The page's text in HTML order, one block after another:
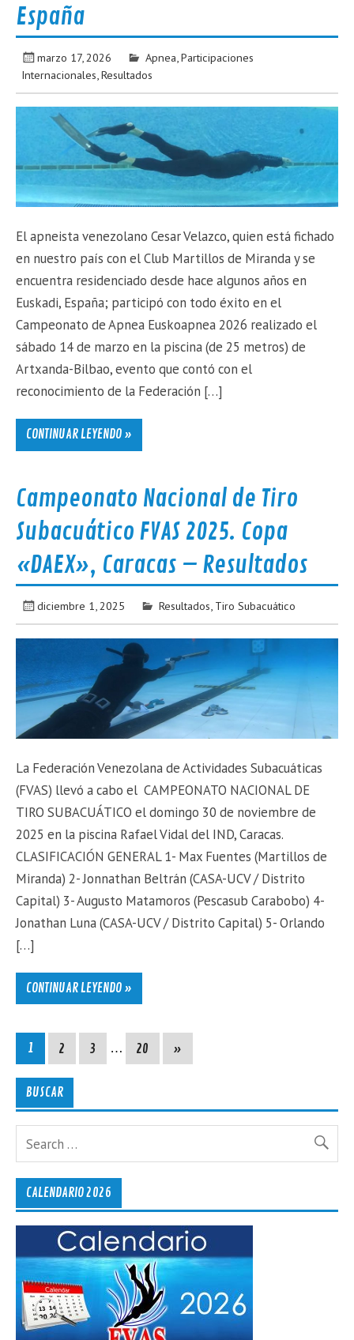
España
marzo 17, 2026 Apnea,Participaciones
Internacionales,Resultados
El apneista venezolano Cesar Velazco, quien está fichado
en nuestro país con el Club Martillos de Miranda y se
encuentra residenciado desde hace algunos años en
Euskadi, España; participó con todo éxito en el
Campeonato de Apnea Euskoapnea 2026 realizado el
sábado 14 de marzo en la piscina (de 25 metros) de
Artxanda-Bilbao, evento que contó con el
reconocimiento de la Federación […]
CONTINUAR LEYENDO »
Campeonato Nacional de Tiro
Subacuático FVAS 2025. Copa
«DAEX», Caracas – Resultados
diciembre 1, 2025 Resultados, Tiro Subacuático
La Federación Venezolana de Actividades Subacuáticas
(FVAS) llevó a cabo el CAMPEONATO NACIONAL DE
TIRO SUBACUÁTICO el domingo 30 de noviembre de
2025 en la piscina Rafael Vidal del IND, Caracas.
CLASIFICACIÓN GENERAL 1- Max Fuentes (Martillos de
Miranda) 2- Jonnathan Beltrán (CASA-UCV / Distrito
Capital) 3- Augusto Matamoros (Pescasub Carabobo) 4-
Jonathan Luna (CASA-UCV / Distrito Capital) 5- Orlando
[…]
CONTINUAR LEYENDO »
1 2 3 … 20 »
BUSCAR
CALENDARIO 2026